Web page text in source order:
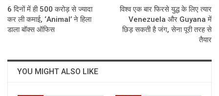
6 दिनों में ही 500 करोड़ से ज्यादा
कर ली कमाई, ‘Animal’ ने हिला
डाला बॉक्स ऑफिस
विश्व एक बार फिरसे युद्ध के लिए त्यार
Venezuela और Guyana में
छिड़ सकती है जंग, सेना पूरी तरह से
तैयार
YOU MIGHT ALSO LIKE